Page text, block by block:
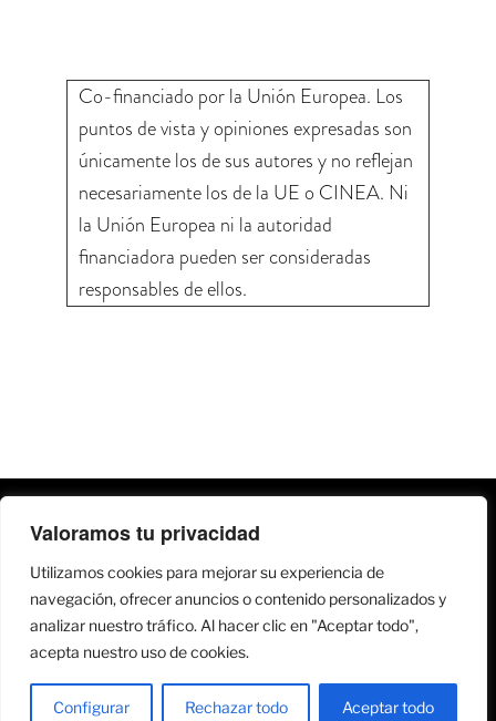
Valoramos tu privacidad
Utilizamos cookies para mejorar su experiencia de
navegación, ofrecer anuncios o contenido personalizados y
analizar nuestro tráfico. Al hacer clic en "Aceptar todo",
acepta nuestro uso de cookies.
Configurar Rechazar todo Aceptar todo
Co-financiado por la Unión Europea. Los
puntos de vista y opiniones expresadas son
únicamente los de sus autores y no reflejan
necesariamente los de la UE o CINEA. Ni
la Unión Europea ni la autoridad
financiadora pueden ser consideradas
responsables de ellos.
Copyright@2019 | Todos los derechos reservado |Aviso
|Política de Privacidad